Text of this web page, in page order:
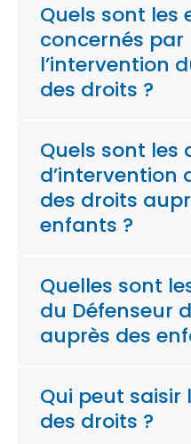
Quels sont les
concernés par
l’intervention
des droits ?
Quels sont les
d’intervention
des droits
enfants ?
Quelles sont
du Défenseur
auprès des
Qui peut saisir
des droits ?